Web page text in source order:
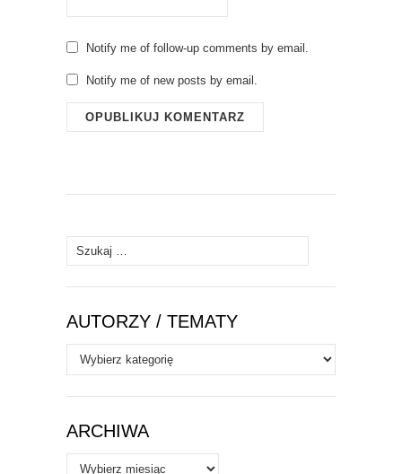
Notify me of follow-up comments by email.
Notify me of new posts by email.
Szukaj:
AUTORZY / TEMATY
Autorzy
/
Tematy
ARCHIWA
Archiwa